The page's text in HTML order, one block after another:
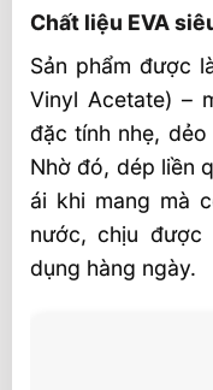
Thông tin
Mẫu mã
phong cách
Nhận sản
SHT
Chất liệu EVA
Sản phẩm được
Vinyl Acetate) –
đặc tính nhẹ,
Nhờ đó, dép liền
ái khi mang mà
nước, chịu được
dụng hàng ngày.